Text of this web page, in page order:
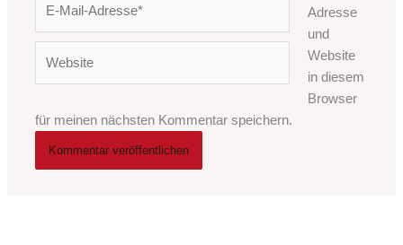
Adresse*
Adresse
und
Website
in diesem
Browser
für meinen nächsten Kommentar speichern.